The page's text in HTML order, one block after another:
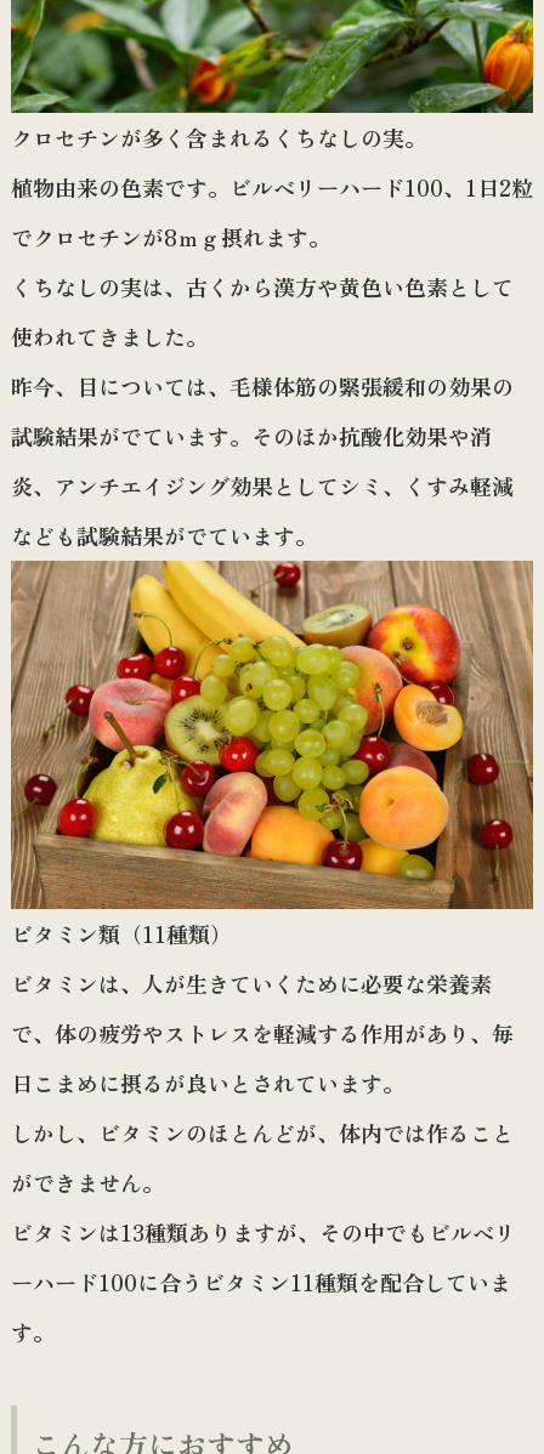
クロセチンが多く含まれるくちなしの実。
植物由来の色素です。ビルベリーハード100、1日2粒
でクロセチンが8ｍｇ摂れます。
くちなしの実は、古くから漢方や黄色い色素として
使われてきました。
昨今、目については、毛様体筋の緊張緩和の効果の
試験結果がでています。そのほか抗酸化効果や消
炎、アンチエイジング効果としてシミ、くすみ軽減
なども試験結果がでています。
ビタミン類（11種類）
ビタミンは、人が生きていくために必要な栄養素
で、体の疲労やストレスを軽減する作用があり、毎
日こまめに摂るが良いとされています。
しかし、ビタミンのほとんどが、体内では作ること
ができません。
ビタミンは13種類ありますが、その中でもビルベリ
ーハード100に合うビタミン11種類を配合していま
す。
こんな方におすすめ